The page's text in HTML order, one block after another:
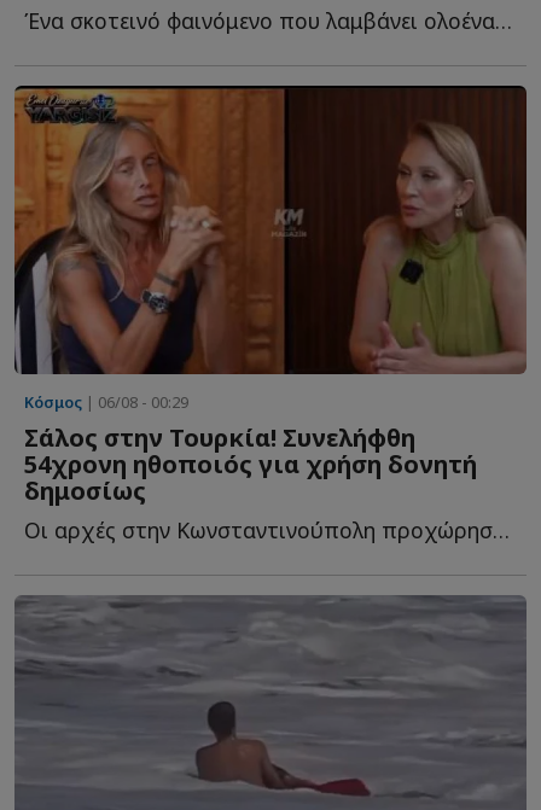
Ένα σκοτεινό φαινόμενο που λαμβάνει ολοένα και μεγαλύτερες δ...
Κόσμος | 06/08 - 00:29
Σάλος στην Τουρκία! Συνελήφθη
54χρονη ηθοποιός για χρήση δονητή
δημοσίως
Οι αρχές στην Κωνσταντινούπολη προχώρησαν στη σύλληψή τ...